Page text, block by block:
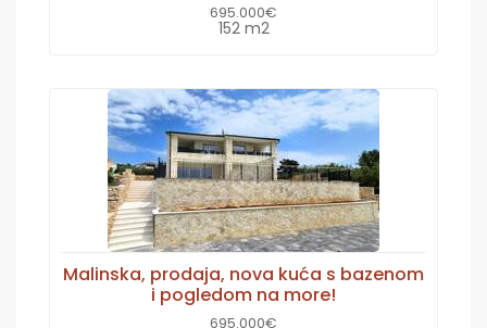
695.000€
152 m2
Malinska, prodaja, nova kuća s bazenom
i pogledom na more!
695.000€